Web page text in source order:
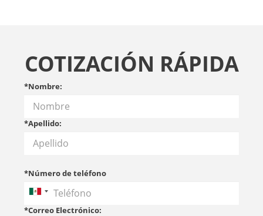
COTIZACIÓN RÁPIDA
*Nombre:
*Apellido:
*Número de teléfono
*Correo Electrónico: